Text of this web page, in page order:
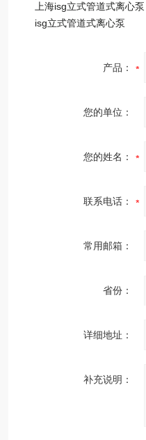
上海isg立式管道式离心泵
isg立式管道式离心泵
产品：
您的单位：
您的姓名：
联系电话：
常用邮箱：
省份：
详细地址：
补充说明：